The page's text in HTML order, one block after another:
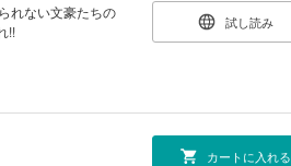
れない文豪たちの
!!
試し読み
カートに入れる